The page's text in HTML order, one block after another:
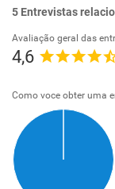
5 Entrevistas
Avaliação geral das
4,6
Como voce obter uma